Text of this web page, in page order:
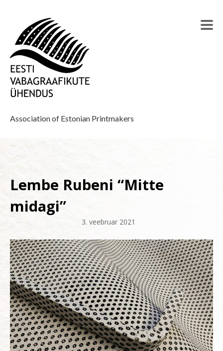
Association of Estonian Printmakers
Lembe Rubeni “Mitte
midagi”
3. veebruar 2021